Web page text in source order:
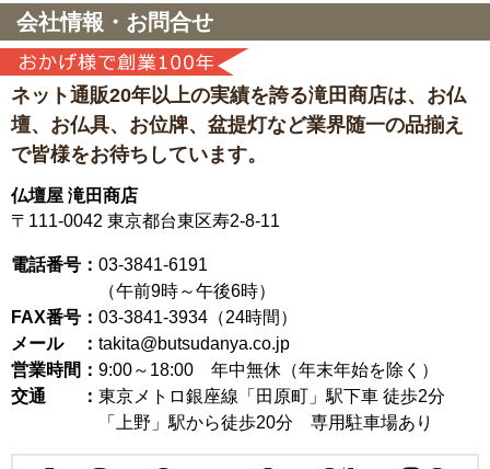
会社情報・お問合せ
ネット通販20年以上の実績を誇る滝田商店は、 お仏
壇、お仏具、お位牌、盆提灯など業界随一の品揃え
で皆様をお待ちしています。
仏壇屋 滝田商店
〒111-0042 東京都台東区寿2-8-11
電話番号： 03-3841-6191
（午前9時～午後6時）
FAX番号： 03-3841-3934（24時間）
メール ： takita@butsudanya.co.jp
営業時間： 9:00～18:00 年中無休（年末年始を除く）
交通 ： 東京メトロ銀座線「田原町」駅下車 徒歩2分
「上野」駅から徒歩20分 専用駐車場あり